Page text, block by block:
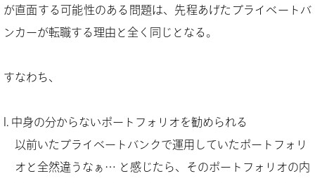
が直面する可能性のある問題は、先程あげたプライベートバ
ンカーが転職する理由と全く同じとなる。
すなわち、
中身の分からないポートフォリオを勧められる
以前いたプライベートバンクで運用していたポートフォリ
オと全然違うなぁ… と感じたら、そのポートフォリオの内